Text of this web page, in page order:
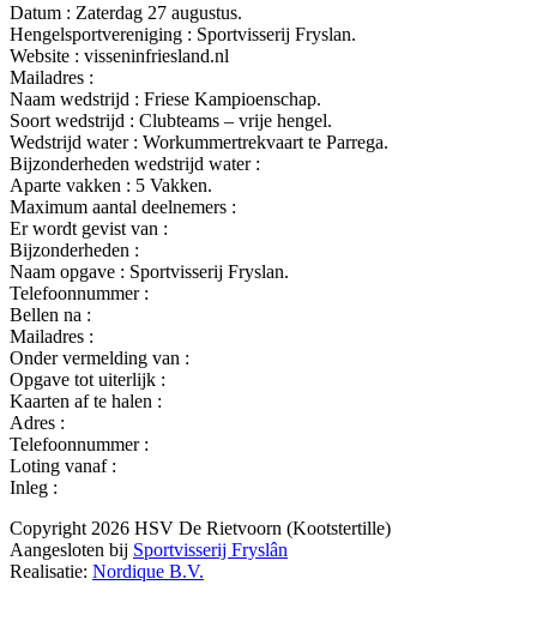
Datum : Zaterdag 27 augustus.
Hengelsportvereniging : Sportvisserij Fryslan.
Website : visseninfriesland.nl
Mailadres :
Naam wedstrijd : Friese Kampioenschap.
Soort wedstrijd : Clubteams – vrije hengel.
Wedstrijd water : Workummertrekvaart te Parrega.
Bijzonderheden wedstrijd water :
Aparte vakken : 5 Vakken.
Maximum aantal deelnemers :
Er wordt gevist van :
Bijzonderheden :
Naam opgave : Sportvisserij Fryslan.
Telefoonnummer :
Bellen na :
Mailadres :
Onder vermelding van :
Opgave tot uiterlijk :
Kaarten af te halen :
Adres :
Telefoonnummer :
Loting vanaf :
Inleg :
Copyright 2026 HSV De Rietvoorn (Kootstertille)
Aangesloten bij Sportvisserij Fryslân
Realisatie: Nordique B.V.